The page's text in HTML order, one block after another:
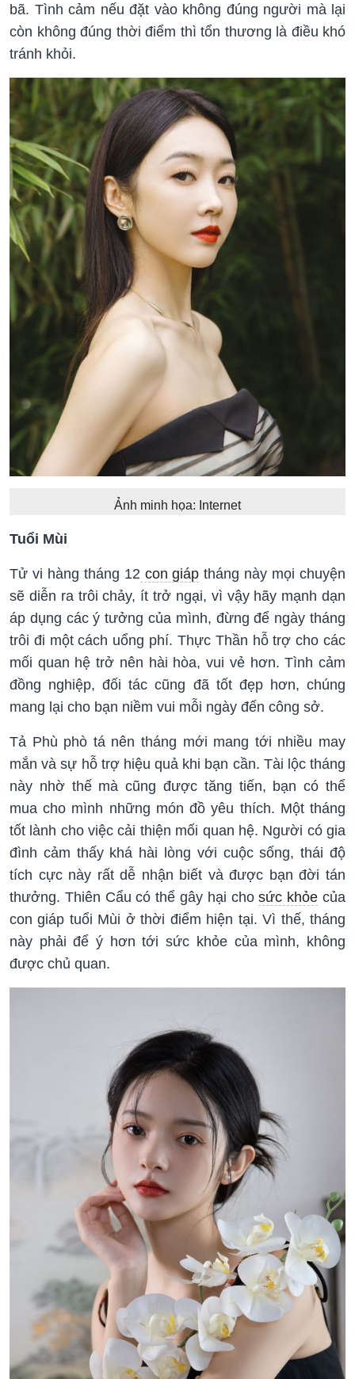
bã. Tình cảm nếu đặt vào không đúng người mà lại
còn không đúng thời điểm thì tổn thương là điều khó
tránh khỏi.
Ảnh minh họa: Internet
Tuổi Mùi
Tử vi hàng tháng 12con giáp tháng này mọi chuyện
sẽ diễn ra trôi chảy, ít trở ngại, vì vậy hãy mạnh dạn
áp dụng các ý tưởng của mình, đừng để ngày tháng
trôi đi một cách uổng phí. Thực Thần hỗ trợ cho các
mối quan hệ trở nên hài hòa, vui vẻ hơn. Tình cảm
đồng nghiệp, đối tác cũng đã tốt đẹp hơn, chúng
mang lại cho bạn niềm vui mỗi ngày đến công sở.
Tả Phù phò tá nên tháng mới mang tới nhiều may
mắn và sự hỗ trợ hiệu quả khi bạn cần. Tài lộc tháng
này nhờ thế mà cũng được tăng tiến, bạn có thể
mua cho mình những món đồ yêu thích. Một tháng
tốt lành cho việc cải thiện mối quan hệ. Người có gia
đình cảm thấy khá hài lòng với cuộc sống, thái độ
tích cực này rất dễ nhận biết và được bạn đời tán
thưởng. Thiên Cẩu có thể gây hại chosức khỏe của
con giáp tuổi Mùi ở thời điểm hiện tại. Vì thế, tháng
này phải để ý hơn tới sức khỏe của mình, không
được chủ quan.